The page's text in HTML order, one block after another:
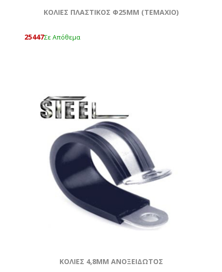
KOΛΙΕΣ ΠΛΑΣΤΙΚΟΣ Φ25MM (ΤΕΜΆΧΙΟ)
25447Σε Απόθεμα
ΚΟΛΙΕΣ 4,8MM ΑΝΟΞΕΙΔΩΤΟΣ